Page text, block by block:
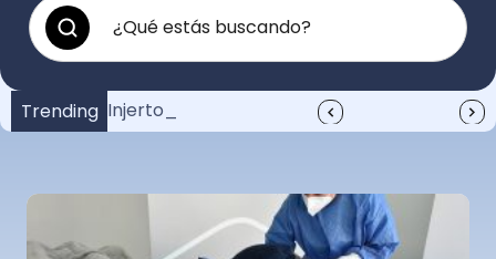
Trending Injerto de Pelo Anuel: Resu